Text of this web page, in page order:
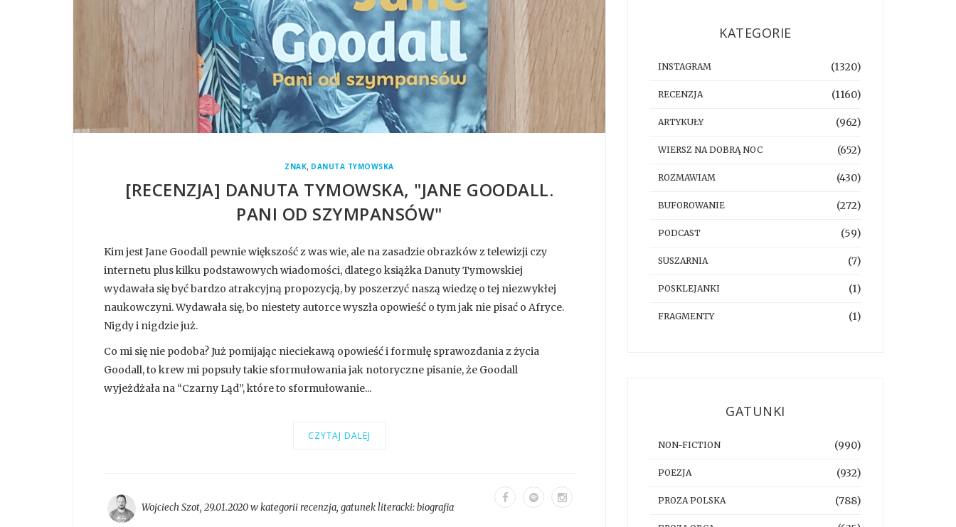
ZNAK, DANUTA TYMOWSKA
[RECENZJA] DANUTA TYMOWSKA, "JANE GOODALL.
PANI OD SZYMPANSÓW"
Kim jest Jane Goodall pewnie większość z was wie, ale na zasadzie obrazków z telewizji czy
internetu plus kilku podstawowych wiadomości, dlatego książka Danuty Tymowskiej
wydawała się być bardzo atrakcyjną propozycją, by poszerzyć naszą wiedzę o tej niezwykłej
naukowczyni. Wydawała się, bo niestety autorce wyszła opowieść o tym jak nie pisać o Afryce.
Nigdy i nigdzie już.
Co mi się nie podoba? Już pomijając nieciekawą opowieść i formułę sprawozdania z życia
Goodall, to krew mi popsuły takie sformułowania jak notoryczne pisanie, że Goodall
wyjeżdżała na “Czarny Ląd”, które to sformułowanie...
CZYTAJ DALEJ
Wojciech Szot, 29.01.2020 w kategoriirecenzja, gatunek literacki:biografia
KATEGORIE
INSTAGRAM (1320)
RECENZJA (1160)
ARTYKUŁY (962)
WIERSZ NA DOBRĄ NOC (652)
ROZMAWIAM (430)
BUFOROWANIE (272)
PODCAST (59)
SUSZARNIA (7)
POSKLEJANKI (1)
FRAGMENTY (1)
GATUNKI
NON-FICTION (990)
POEZJA (932)
PROZA POLSKA (788)